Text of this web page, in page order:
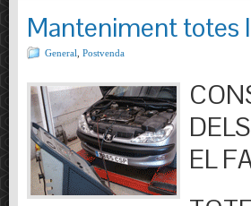
Manteniment totes
General Postvenda
EL